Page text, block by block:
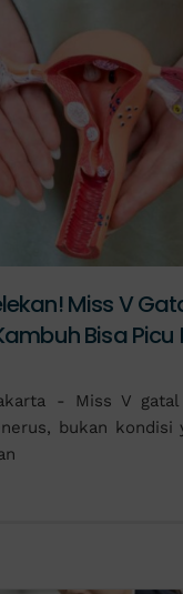
Miss V
Bisa
- Miss V
bukan kondisi